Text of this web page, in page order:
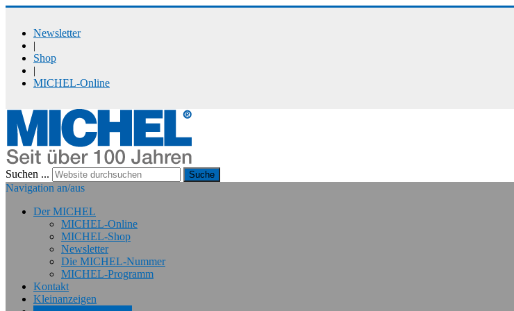
Newsletter
|
Shop
|
MICHEL-Online
Suchen ... Suche
Navigation an/aus
Der MICHEL
MICHEL-Online
MICHEL-Shop
Newsletter
Die MICHEL-Nummer
MICHEL-Programm
Kontakt
Kleinanzeigen